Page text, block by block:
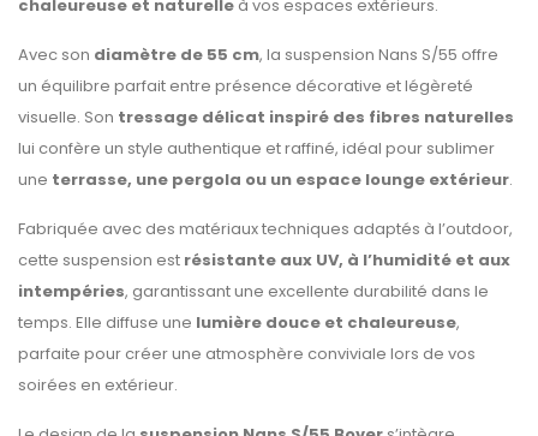
chaleureuse et naturelle à vos espaces extérieurs.
Avec son diamètre de 55 cm, la suspension Nans S/55 offre
un équilibre parfait entre présence décorative et légèreté
visuelle. Son tressage délicat inspiré des fibres naturelles
lui confère un style authentique et raffiné, idéal pour sublimer
une terrasse, une pergola ou un espace lounge extérieur.
Fabriquée avec des matériaux techniques adaptés à l’outdoor,
cette suspension est résistante aux UV, à l’humidité et aux
intempéries, garantissant une excellente durabilité dans le
temps. Elle diffuse une lumière douce et chaleureuse,
parfaite pour créer une atmosphère conviviale lors de vos
soirées en extérieur.